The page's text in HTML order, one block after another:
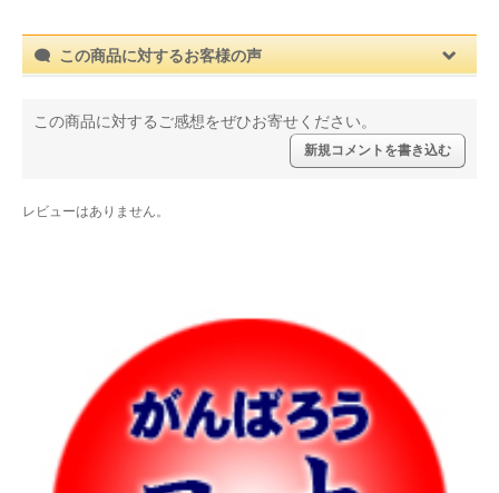
この商品に対するお客様の声
この商品に対するご感想をぜひお寄せください。
新規コメントを書き込む
レビューはありません。